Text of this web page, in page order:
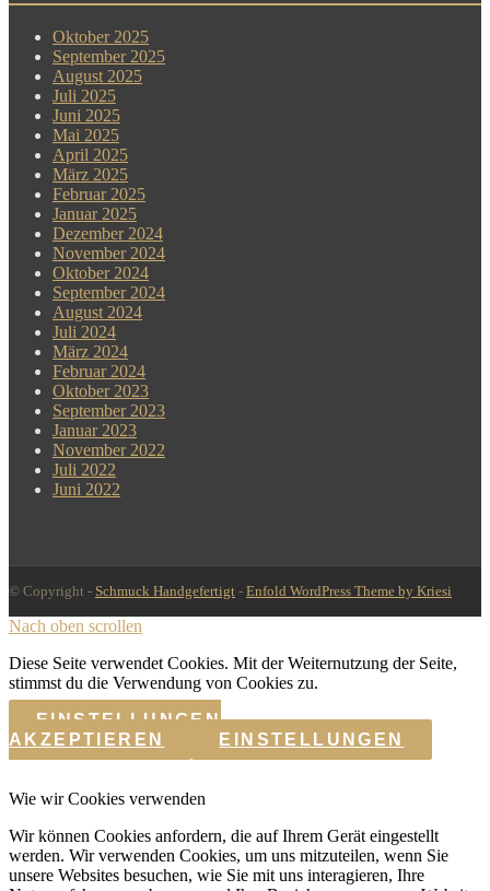
Oktober 2025
September 2025
August 2025
Juli 2025
Juni 2025
Mai 2025
April 2025
März 2025
Februar 2025
Januar 2025
Dezember 2024
November 2024
Oktober 2024
September 2024
August 2024
Juli 2024
März 2024
Februar 2024
Oktober 2023
September 2023
Januar 2023
November 2022
Juli 2022
Juni 2022
© Copyright - Schmuck Handgefertigt - Enfold WordPress Theme by Kriesi
Nach oben scrollen
Diese Seite verwendet Cookies. Mit der Weiternutzung der Seite,
stimmst du die Verwendung von Cookies zu.
EINSTELLUNGEN
AKZEPTIEREN
EINSTELLUNGEN
Wie wir Cookies verwenden
Wir können Cookies anfordern, die auf Ihrem Gerät eingestellt
werden. Wir verwenden Cookies, um uns mitzuteilen, wenn Sie
unsere Websites besuchen, wie Sie mit uns interagieren, Ihre